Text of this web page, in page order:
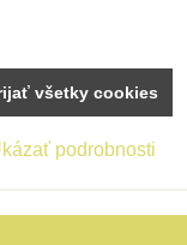
podrobnosti
všetky cookies